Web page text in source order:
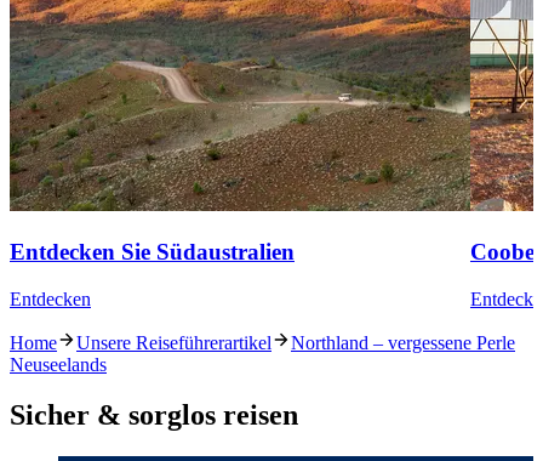
Entdecken Sie Südaustralien
Entdecken
Home Unsere Reiseführerartikel
Northland – vergessene Perle
Neuseelands
Sicher & sorglos reisen